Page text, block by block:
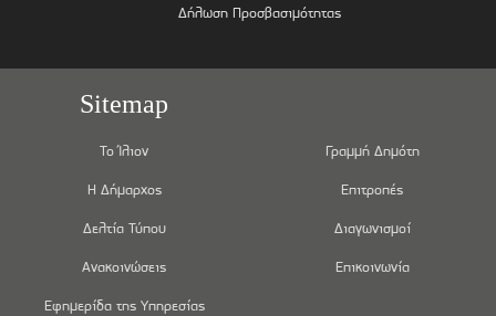
Δήλωση Προσβασιμότητας
Sitemap
Το Ίλιον
Η Δήμαρχος
Δελτία Τύπου
Ανακοινώσεις
Εφημερίδα της Υπηρεσίας
Γραμμή Δημότη
Επιτροπές
Διαγωνισμοί
Επικοινωνία